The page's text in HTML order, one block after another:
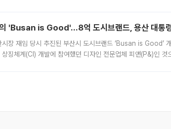
'Busan is Good'…8억 도시브랜드, 용산 대통
시장 재임 당시 추진된 부산시 도시브랜드 ‘Busan is Good’
상징체계(CI) 개발에 참여했던 디자인 전문업체 피앤(P&)인